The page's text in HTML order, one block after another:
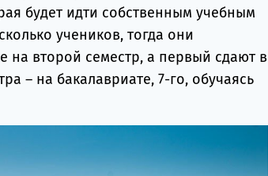
будет идти собственным учебным
учеников, тогда они
на второй семестр, а первый сдают в
– на бакалавриате, 7-го, обучаясь